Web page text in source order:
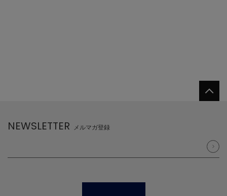
NEWSLETTER メルマガ登録